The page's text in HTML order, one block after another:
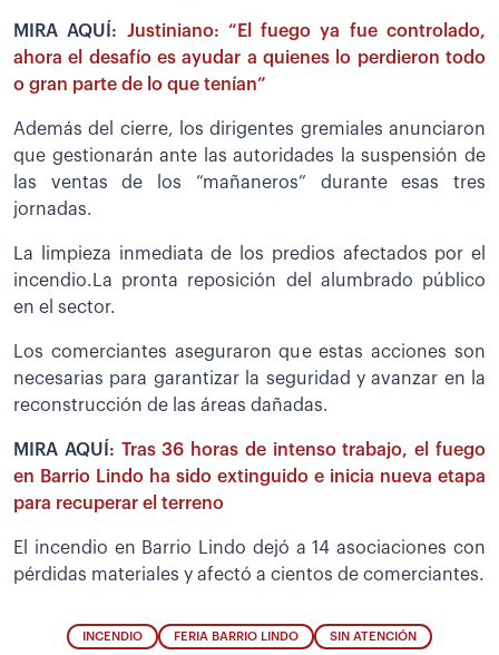
MIRA AQUÍ: Justiniano: “El fuego ya fue controlado,
ahora el desafío es ayudar a quienes lo perdieron todo
o gran parte de lo que tenían”
Además del cierre, los dirigentes gremiales anunciaron
que gestionarán ante las autoridades la suspensión de
las ventas de los “mañaneros” durante esas tres
jornadas.
La limpieza inmediata de los predios afectados por el
incendio.La pronta reposición del alumbrado público
en el sector.
Los comerciantes aseguraron que estas acciones son
necesarias para garantizar la seguridad y avanzar en la
reconstrucción de las áreas dañadas.
MIRA AQUÍ: Tras 36 horas de intenso trabajo, el fuego
en Barrio Lindo ha sido extinguido e inicia nueva etapa
para recuperar el terreno
El incendio en Barrio Lindo dejó a 14 asociaciones con
pérdidas materiales y afectó a cientos de comerciantes.
INCENDIO FERIA BARRIO LINDO SIN ATENCIÓN